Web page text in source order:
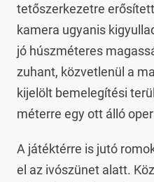
tetőszerkezetre
kamera ugyanis
jó húszméteres
zuhant, közvetlenül a
kijelölt bemelegítési
méterre egy ott álló
A játéktérre is jutó
el az ivószünet alatt.